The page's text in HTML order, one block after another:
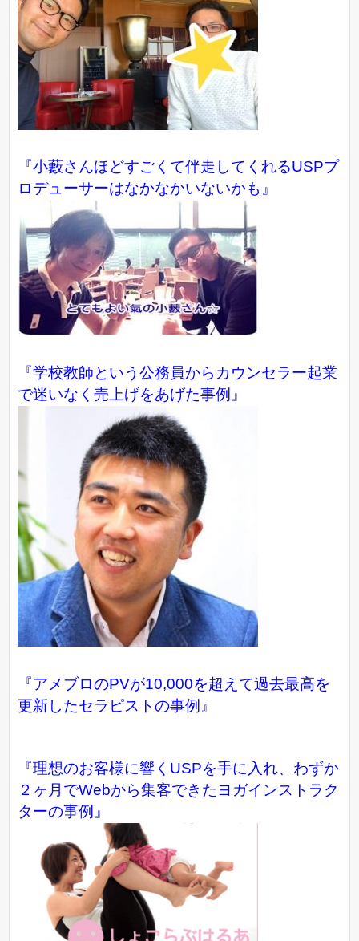
『小藪さんほどすごくて伴走してくれるUSPプ
ロデューサーはなかなかいないかも』
『学校教師という公務員からカウンセラー起業
で迷いなく売上げをあげた事例』
『アメブロのPVが10,000を超えて過去最高を
更新したセラピストの事例』
『理想のお客様に響くUSPを手に入れ、わずか
２ヶ月でWebから集客できたヨガインストラク
ターの事例』